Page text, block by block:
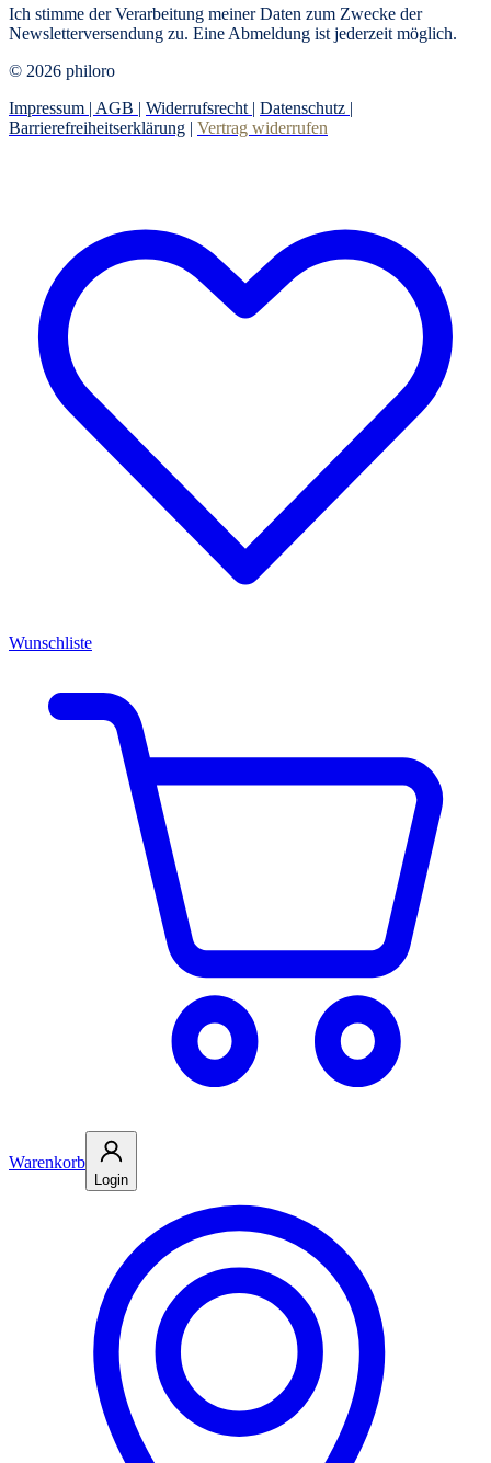
Ich stimme der Verarbeitung meiner Daten zum Zwecke der
Newsletterversendung zu. Eine Abmeldung ist jederzeit möglich.
© 2026 philoro
Impressum | AGB | Widerrufsrecht | Datenschutz |
Barrierefreiheitserklärung | Vertrag widerrufen
Wunschliste
Warenkorb
Login